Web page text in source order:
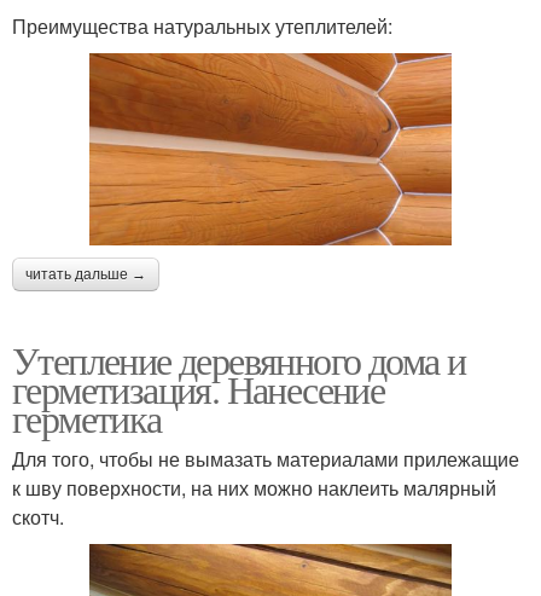
Преимущества натуральных утеплителей:
читать дальше →
Утепление деревянного дома и
герметизация. Нанесение
герметика
Для того, чтобы не вымазать материалами прилежащие
к шву поверхности, на них можно наклеить малярный
скотч.